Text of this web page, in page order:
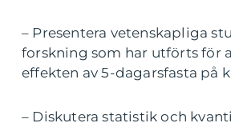
– Presentera vetenskapliga
forskning som har utförts för
effekten av 5-dagarsfasta på
– Diskutera statistik och